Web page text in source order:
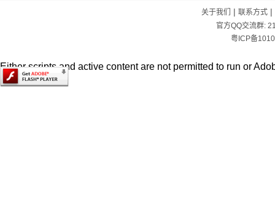
关于我们 | 联系方式|
官方QQ交流群:
粤ICP备
Either scripts and active content are not permitted to run or